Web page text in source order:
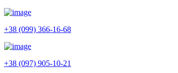
+38 (099) 366-16-68
+38 (097) 905-10-21